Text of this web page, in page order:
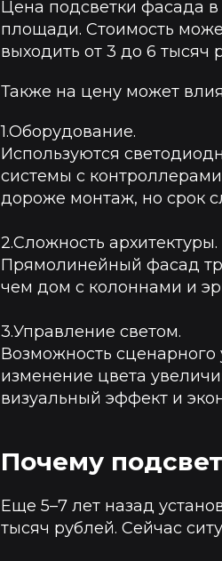
Цена подсветки фасада
площади. Стоимость
выходить от 3 до 6 тысяч
Также на цену может
1.Оборудование.
Используются
системы с
дороже монтаж, но срок
2.Сложность архитектуры.
Прямолинейный фасад
чем дом с колоннами и
3.Управление светом.
Возможность
изменение цвета
визуальный эффект и
Почему
Еще 5–7 лет назад
тысяч рублей. Сейчас